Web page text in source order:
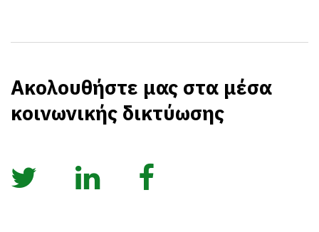
Ακολουθήστε μας στα μέσα
κοινωνικής δικτύωσης